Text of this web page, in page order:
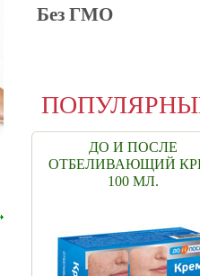
Без ГМО
ДО И ПОСЛЕ
ОТБЕЛИВАЮЩИЙ
100 МЛ.